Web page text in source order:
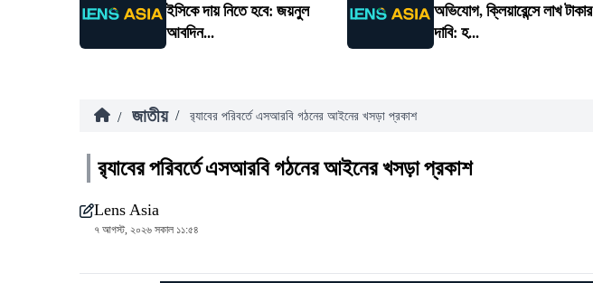
ইসিকে দায় নিতে হবে: জয়নুল
আবদিন...
অভিযোগ, ক্লিয়ারেন্সে লাখ টাকার
দাবি: হ...
/ জাতীয় / র‍্যাবের পরিবর্তে এসআরবি গঠনের আইনের খসড়া প্রকাশ
র‍্যাবের পরিবর্তে এসআরবি গঠনের আইনের খসড়া প্রকাশ
Lens Asia
৭ আগস্ট, ২০২৬ সকাল ১১:৫৪